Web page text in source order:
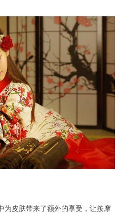
皮肤带来了额外的享受，让按摩